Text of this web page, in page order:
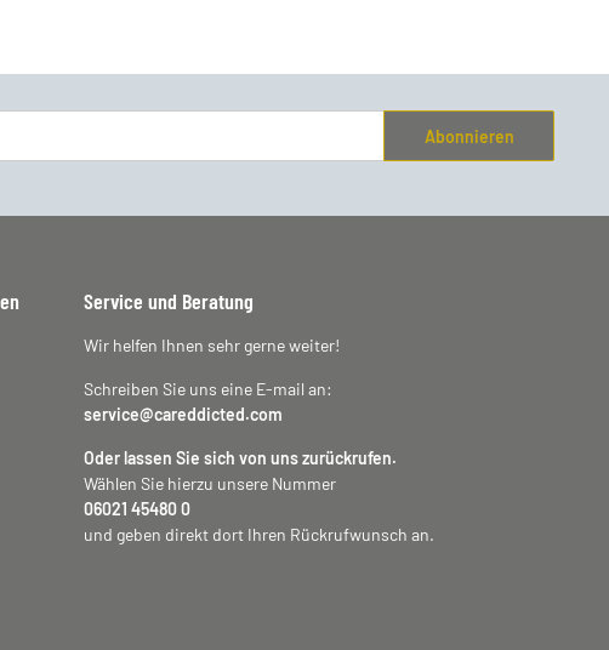
Abonnieren
Service und Beratung
Wir helfen Ihnen sehr gerne weiter!
Schreiben Sie uns eine E-mail an:
service@careddicted.com
Oder lassen Sie sich von uns zurückrufen.
Wählen Sie hierzu unsere Nummer
06021 45480 0
und geben direkt dort Ihren Rückrufwunsch an.